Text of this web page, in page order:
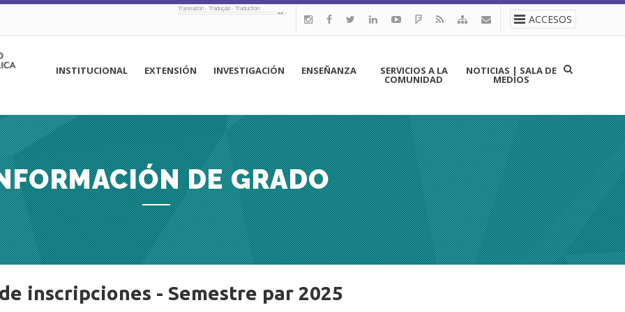
ACCESOS
Translation - Tradução - Traduction
principal
INSTITUCIONAL EXTENSIÓN INVESTIGACIÓN ENSEÑANZA SERVICIOS A LA
COMUNIDAD
NOTICIAS | SALA DE
MEDIOS
DE GRADO
inscripciones - Semestre par 2025